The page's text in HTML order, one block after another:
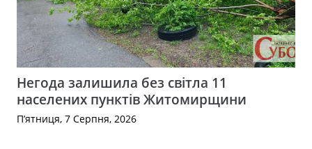
Негода залишила без світла 11
населених пунктів Житомирщини
П’ятниця, 7 Серпня, 2026